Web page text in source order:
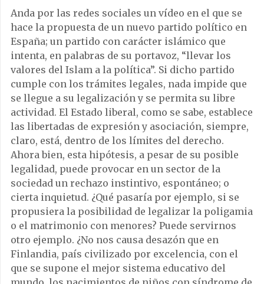
Anda por las redes sociales un vídeo en el que se
hace la propuesta de un nuevo partido político en
España; un partido con carácter islámico que
intenta, en palabras de su portavoz, “llevar los
valores del Islam a la política”. Si dicho partido
cumple con los trámites legales, nada impide que
se llegue a su legalización y se permita su libre
actividad. El Estado liberal, como se sabe, establece
las libertadas de expresión y asociación, siempre,
claro, está, dentro de los límites del derecho.
Ahora bien, esta hipótesis, a pesar de su posible
legalidad, puede provocar en un sector de la
sociedad un rechazo instintivo, espontáneo; o
cierta inquietud. ¿Qué pasaría por ejemplo, si se
propusiera la posibilidad de legalizar la poligamia
o el matrimonio con menores? Puede servirnos
otro ejemplo. ¿No nos causa desazón que en
Finlandia, país civilizado por excelencia, con el
que se supone el mejor sistema educativo del